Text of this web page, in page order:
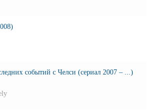
событий с Челси (сериал 2007 – ...)